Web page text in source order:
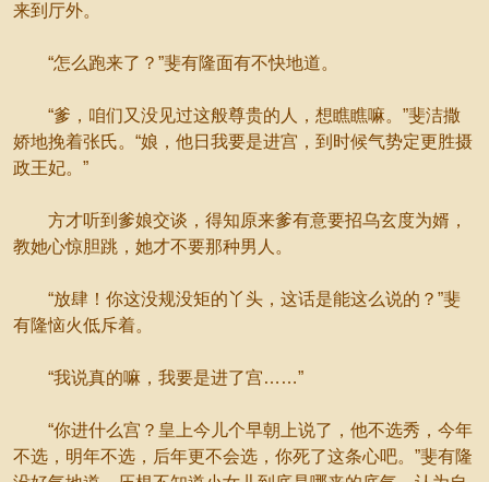
来到厅外。
“怎么跑来了？”斐有隆面有不快地道。
“爹，咱们又没见过这般尊贵的人，想瞧瞧嘛。”斐洁撒
娇地挽着张氏。“娘，他日我要是进宫，到时候气势定更胜摄
政王妃。”
方才听到爹娘交谈，得知原来爹有意要招乌玄度为婿，
教她心惊胆跳，她才不要那种男人。
“放肆！你这没规没矩的丫头，这话是能这么说的？”斐
有隆恼火低斥着。
“我说真的嘛，我要是进了宫……”
“你进什么宫？皇上今儿个早朝上说了，他不选秀，今年
不选，明年不选，后年更不会选，你死了这条心吧。”斐有隆